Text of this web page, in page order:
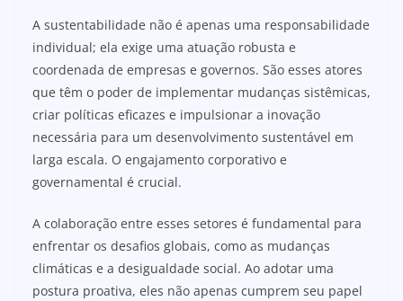
A sustentabilidade não é apenas uma responsabilidade
individual; ela exige uma atuação robusta e
coordenada de empresas e governos. São esses atores
que têm o poder de implementar mudanças sistêmicas,
criar políticas eficazes e impulsionar a inovação
necessária para um desenvolvimento sustentável em
larga escala. O engajamento corporativo e
governamental é crucial.
A colaboração entre esses setores é fundamental para
enfrentar os desafios globais, como as mudanças
climáticas e a desigualdade social. Ao adotar uma
postura proativa, eles não apenas cumprem seu papel